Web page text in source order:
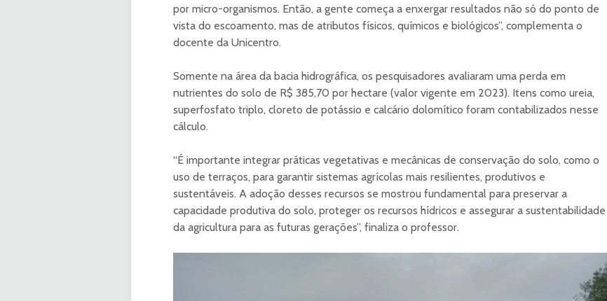
por micro-organismos. Então, a gente começa a enxergar resultados não só do ponto de
vista do escoamento, mas de atributos físicos, químicos e biológicos”, complementa o
docente da Unicentro.
Somente na área da bacia hidrográfica, os pesquisadores avaliaram uma perda em
nutrientes do solo de R$ 385,70 por hectare (valor vigente em 2023). Itens como ureia,
superfosfato triplo, cloreto de potássio e calcário dolomítico foram contabilizados nesse
cálculo.
“É importante integrar práticas vegetativas e mecânicas de conservação do solo, como o
uso de terraços, para garantir sistemas agrícolas mais resilientes, produtivos e
sustentáveis. A adoção desses recursos se mostrou fundamental para preservar a
capacidade produtiva do solo, proteger os recursos hídricos e assegurar a sustentabilidade
da agricultura para as futuras gerações”, finaliza o professor.